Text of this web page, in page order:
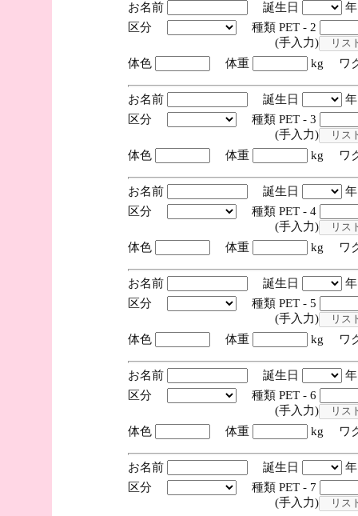
お名前 誕生日
区分
種類 PET - 2
(手入力)
体色
体重 kg ワ
お名前 誕生日
区分
種類 PET - 3
(手入力)
体色
体重 kg ワ
お名前 誕生日
区分
種類 PET - 4
(手入力)
体色
体重 kg ワ
お名前 誕生日
区分
種類 PET - 5
(手入力)
体色
体重 kg ワ
お名前 誕生日
区分
種類 PET - 6
(手入力)
体色
体重 kg ワ
お名前 誕生日
区分
種類 PET - 7
(手入力)